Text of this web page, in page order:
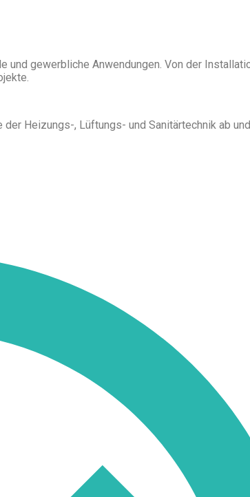
und gewerbliche Anwendungen. Von der
Heizungs-, Lüftungs- und Sanitärtechnik ab